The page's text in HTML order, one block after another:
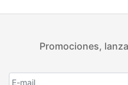
Promociones,